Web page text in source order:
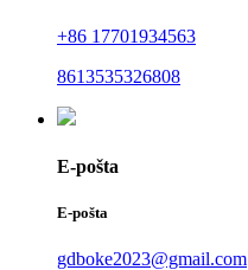
+86 17701934563
8613535326808
E-pošta
E-pošta
gdboke2023@gmail.com